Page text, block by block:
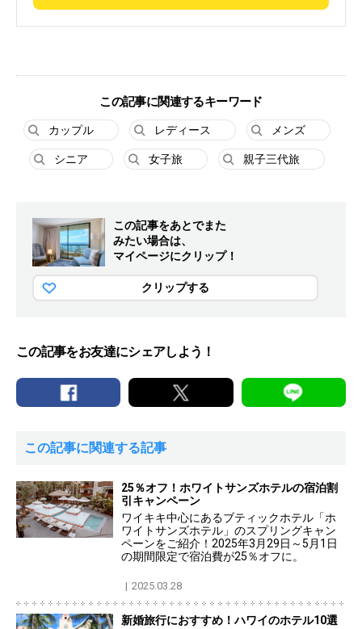
この記事に関連するキーワード
カップル レディース メンズ
シニア 女子旅 親子三代旅
この記事をあとでまた
みたい場合は、
マイページにクリップ！
クリップする
この記事をお友達にシェアしよう！
この記事に関連する記事
25％オフ！ホワイトサンズホテルの宿泊割
引キャンペーン
ワイキキ中心にあるブティックホテル「ホ
ワイトサンズホテル」のスプリングキャン
ペーンをご紹介！2025年3月29日～5月1日
の期間限定で宿泊費が25％オフに。
2025.03.28
新婚旅行におすすめ！ハワイのホテル10選